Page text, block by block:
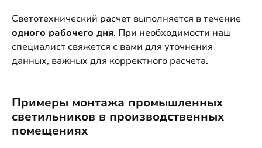
Светотехнический расчет выполняется в течение
одного рабочего дня. При необходимости наш
специалист свяжется с вами для уточнения
данных, важных для корректного расчета.
Примеры монтажа промышленных
светильников в производственных
помещениях